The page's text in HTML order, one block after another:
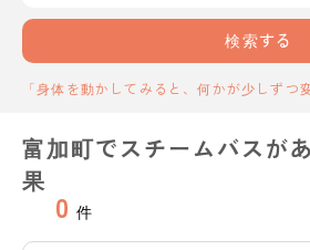
検索する
「身体を動かしてみると、何かが少しずつ
富加町でスチームバスが
果
0 件